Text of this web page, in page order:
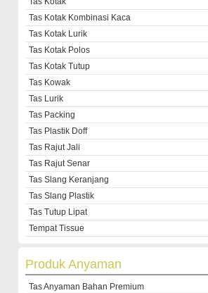
Tas Kotak Kombinasi Kaca
Tas Kotak Lurik
Tas Kotak Polos
Tas Kotak Tutup
Tas Kowak
Tas Lurik
Tas Packing
Tas Plastik Doff
Tas Rajut Jali
Tas Rajut Senar
Tas Slang Keranjang
Tas Slang Plastik
Tas Tutup Lipat
Tempat Tissue
Produk Anyaman
Tas Anyaman Bahan Premium